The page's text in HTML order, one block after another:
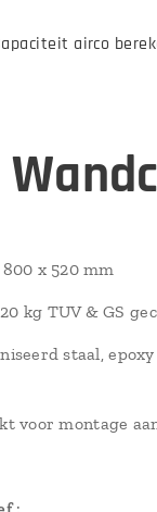
airco
800 x 520 mm
kg TUV & GS
staal,
voor montage